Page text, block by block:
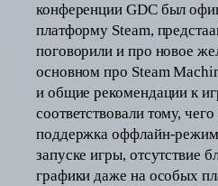
конференции GDC был
платформу Steam,
поговорили и про новое
основном про Steam
и общие рекомендации к
соответствовали тому,
поддержка оффлайн-
запуске игры, отсутствие
графики даже на особых